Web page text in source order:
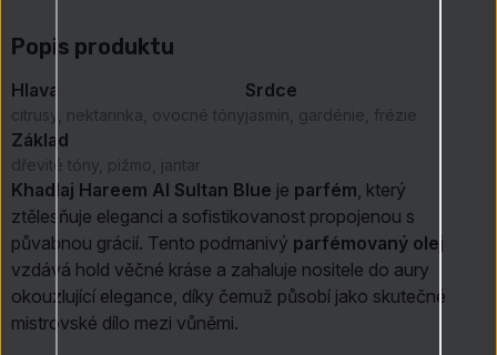
Popis produktu
Hlava
citrusy, nektarinka, ovocné tóny
Srdce
jasmín, gardénie, frézie
Základ
dřevité tóny, pižmo, jantar
Khadlaj Hareem Al Sultan Blue je parfém, který
ztělesňuje eleganci a sofistikovanost propojenou s
půvabnou grácií. Tento podmanivý parfémovaný olej
vzdává hold věčné kráse a zahaluje nositele do aury
okouzlující elegance, díky čemuž působí jako skutečné
mistrovské dílo mezi vůněmi.